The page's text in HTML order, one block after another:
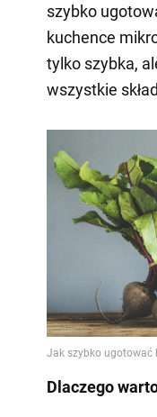
szybko
kuchence
tylko szybka,
wszystkie
Dlaczego